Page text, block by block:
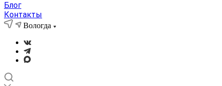
Блог
Контакты
Вологда